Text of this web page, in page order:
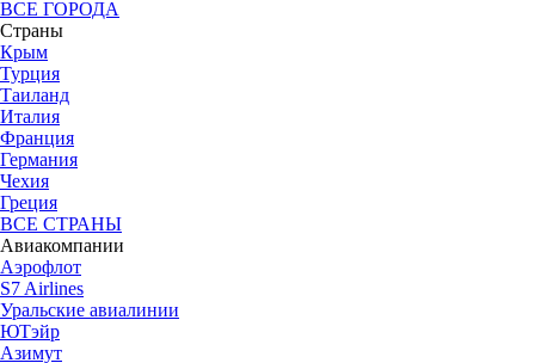
ВСЕ ГОРОДА
Страны
Крым
Турция
Таиланд
Италия
Франция
Германия
Чехия
Греция
ВСЕ СТРАНЫ
Авиакомпании
Аэрофлот
S7 Airlines
Уральские авиалинии
ЮТэйр
Азимут